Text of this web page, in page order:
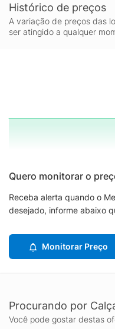
Histórico de preços
A variação de preços das
ser atingido a qualquer
Quero monitorar o
Receba alerta quando o
desejado, informe abaixo
Monitorar Preço
Procurando por
Você pode gostar destas